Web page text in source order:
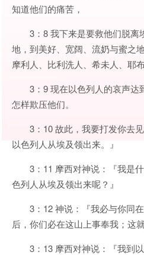
知道他们的痛苦，
3：8 我下来是要救他们脱离
地，到美好、宽阔、流奶与蜜之
摩利人、比利洗人、希未人、耶布
3：9 现在以色列人的哀声达
怎样欺压他们。
3：10 故此，我要打发你去
以色列人从埃及领出来。』
3：11 摩西对神说：『我是
色列人从埃及领出来呢？』
3：12 神说：『我必与你同
后，你们必在这山上事奉我；这
3：13 摩西对神说：『我到